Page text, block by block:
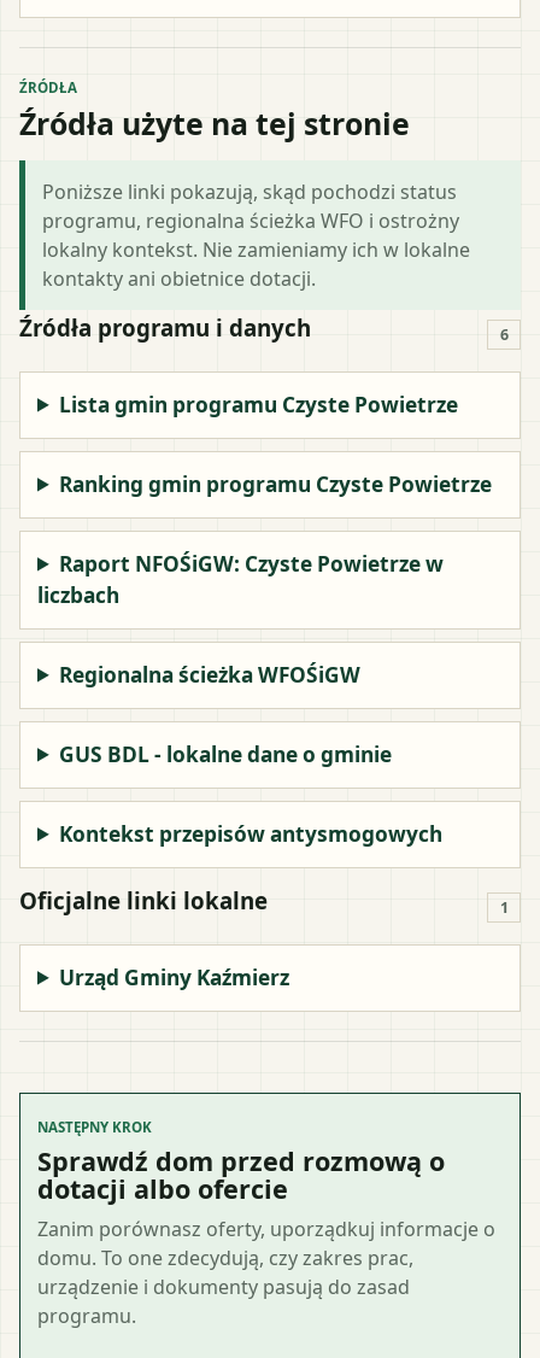
ŹRÓDŁA
Źródła użyte na tej stronie
Poniższe linki pokazują, skąd pochodzi status
programu, regionalna ścieżka WFO i ostrożny
lokalny kontekst. Nie zamieniamy ich w lokalne
kontakty ani obietnice dotacji.
Źródła programu i danych 6
Lista gmin programu Czyste Powietrze
Ranking gmin programu Czyste Powietrze
Raport NFOŚiGW: Czyste Powietrze w
liczbach
Regionalna ścieżka WFOŚiGW
GUS BDL - lokalne dane o gminie
Kontekst przepisów antysmogowych
Oficjalne linki lokalne 1
Urząd Gminy Kaźmierz
NASTĘPNY KROK
Sprawdź dom przed rozmową o
dotacji albo ofercie
Zanim porównasz oferty, uporządkuj informacje o
domu. To one zdecydują, czy zakres prac,
urządzenie i dokumenty pasują do zasad
programu.